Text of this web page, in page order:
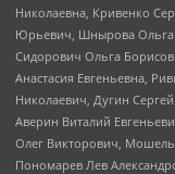
Николаевна, Кривенко
Юрьевич, Шнырова Ольга
Сидорович Ольга
Анастасия Евгеньевна,
Николаевич, Дугин
Аверин Виталий
Олег Викторович,
Пономарев Лев